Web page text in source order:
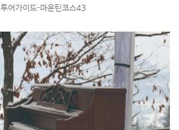
투어가이드-마운틴코스43